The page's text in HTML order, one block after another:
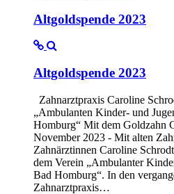
Altgoldspende 2023
Altgoldspende 2023
Zahnarztpraxis Caroline
„Ambulanten Kinder- und
Homburg“ Mit dem Goldzahn
November 2023 - Mit alten
Zahnärztinnen Caroline
dem Verein „Ambulanter
Bad Homburg“. In den
Zahnarztpraxis…